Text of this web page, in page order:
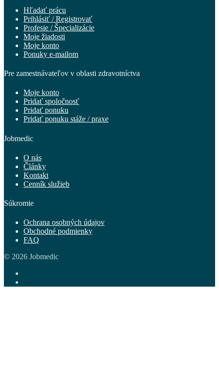
Hľadať prácu
Prihlásiť / Registrovať
Profesie / Špecializácie
Moje žiadosti
Moje konto
Ponuky e-mailom
Pre zamestnávateľov v oblasti zdravotníctva
Moje konto
Pridať spoločnosť
Pridať ponuku
Pridať ponuku stáže / praxe
Jobmedic
O nás
Články
Kontakt
Cenník služieb
Súkromie
Ochrana osobných údajov
Obchodné podmienky
FAQ
© 2026 Jobmedic